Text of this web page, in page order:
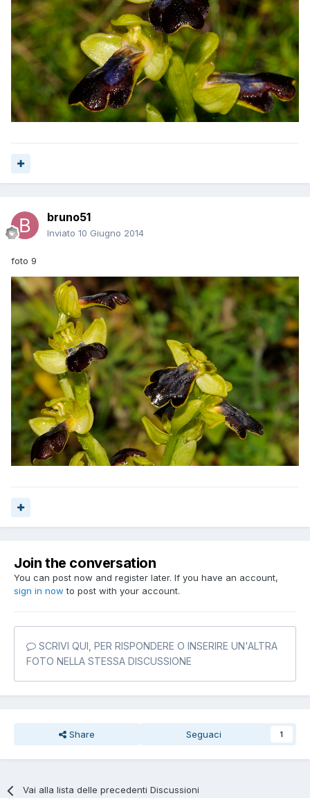
bruno51
Inviato 10 Giugno 2014
foto 9
Join the conversation
You can post now and register later. If you have an account,
sign in now to post with your account.
SCRIVI QUI, PER RISPONDERE O INSERIRE UN'ALTRA
FOTO NELLA STESSA DISCUSSIONE
Share Seguaci 1
Vai alla lista delle precedenti Discussioni